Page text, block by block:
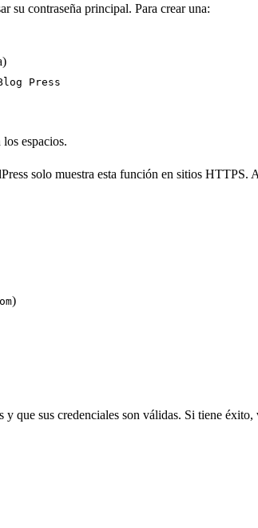
su contraseña principal. Para crear una:
Press
espacios.
solo muestra esta función en sitios HTTPS.
)
que sus credenciales son válidas. Si tiene